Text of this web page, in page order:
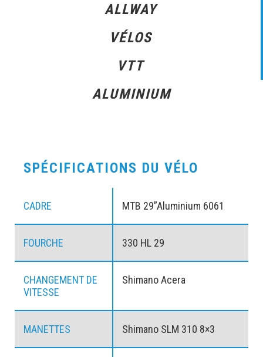
ALLWAY
VÉLOS
VTT
ALUMINIUM
SPÉCIFICATIONS DU VÉLO
CADRE MTB 29”Aluminium 6061
FOURCHE 330 HL 29
CHANGEMENT DE
VITESSE
Shimano Acera
MANETTES Shimano SLM 310 8×3